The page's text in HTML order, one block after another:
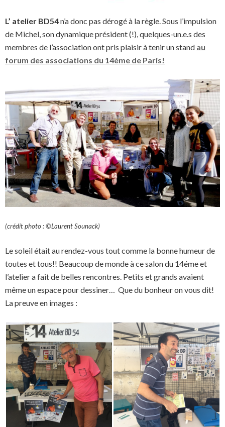
L’ atelier BD54n’a donc pas dérogé à la règle. Sous l’impulsion
de Michel, son dynamique président (!), quelques-un.e.s des
membres de l’association ont pris plaisir à tenir un stand au
forum des associations du 14ème de Paris!
(crédit photo : ©Laurent Sounack)
Le soleil était au rendez-vous tout comme la bonne humeur de
toutes et tous!! Beaucoup de monde à ce salon du 14éme et
l’atelier a fait de belles rencontres. Petits et grands avaient
même un espace pour dessiner… Que du bonheur on vous dit!
La preuve en images :